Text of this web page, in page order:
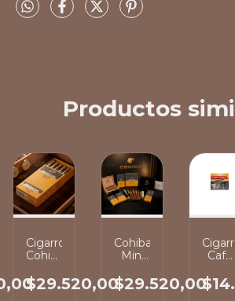
Productos
Cigarro
Cohiba
$29.520,00
Cohiba
Mini
-
Cigarro
$29.520,00
Café